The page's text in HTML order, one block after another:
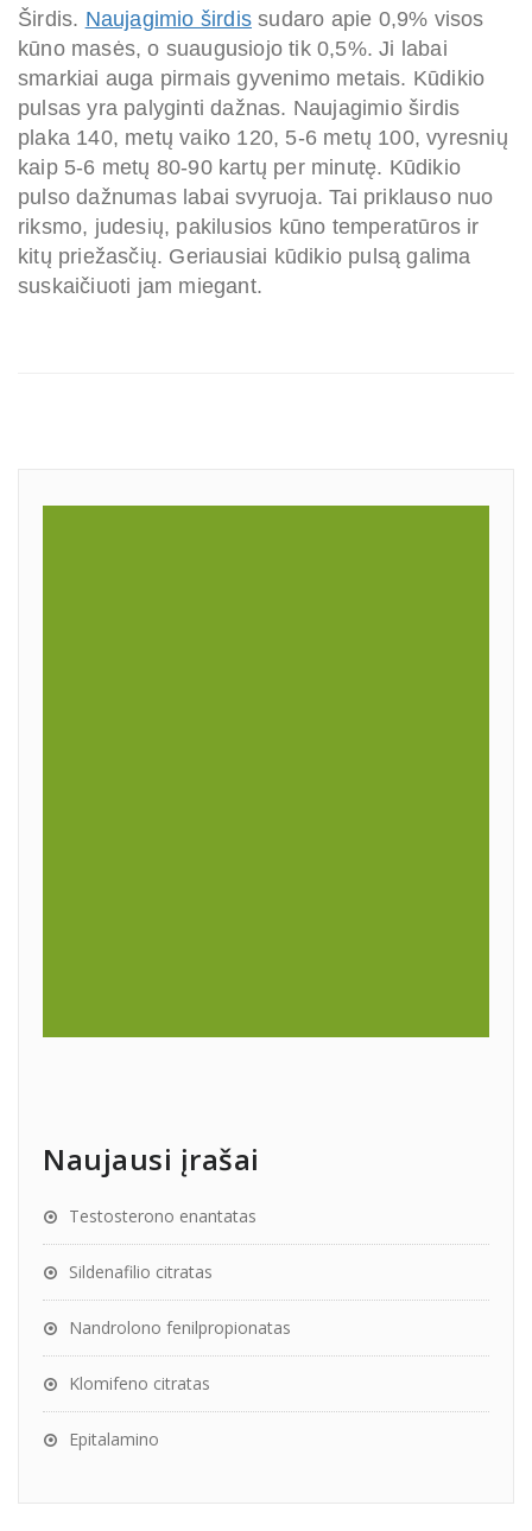
Širdis. Naujagimio širdis sudaro apie 0,9% visos
kūno masės, o suaugusiojo tik 0,5%. Ji labai
smarkiai auga pirmais gyvenimo metais. Kūdikio
pulsas yra palyginti dažnas. Naujagimio širdis
plaka 140, metų vaiko 120, 5-6 metų 100, vyresnių
kaip 5-6 metų 80-90 kartų per minutę. Kūdikio
pulso dažnumas labai svyruoja. Tai priklauso nuo
riksmo, judesių, pakilusios kūno temperatūros ir
kitų priežasčių. Geriausiai kūdikio pulsą galima
suskaičiuoti jam miegant.
Naujausi įrašai
Testosterono enantatas
Sildenafilio citratas
Nandrolono fenilpropionatas
Klomifeno citratas
Epitalamino